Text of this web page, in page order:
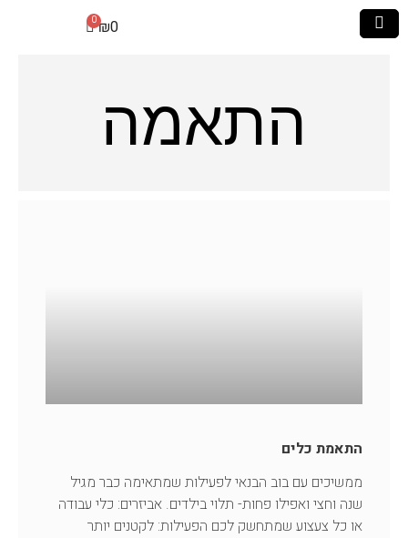
₪0
התאמה
התאמת כלים
ממשיכים עם בוב הבנאי לפעילות שמתאימה כבר מגיל
שנה וחצי ואפילו פחות- תלוי בילדים. אביזרים: כלי עבודה
או כל צעצוע שמתחשק לכם הפעילות: לקטנים יותר